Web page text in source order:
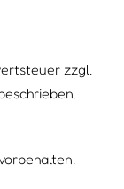
zzgl.